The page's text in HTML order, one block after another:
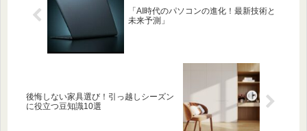
「AI時代のパソコンの進化！最新技術と
未来予測」
後悔しない家具選び！引っ越しシーズン
に役立つ豆知識10選